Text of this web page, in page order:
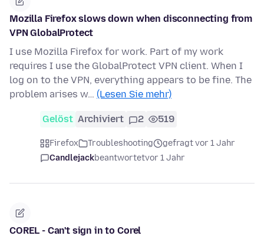
Mozilla Firefox slows down when disconnecting from
VPN GlobalProtect
I use Mozilla Firefox for work. Part of my work
requires I use the GlobalProtect VPN client. When I
log on to the VPN, everything appears to be fine. The
problem arises w… (Lesen Sie mehr)
Gelöst Archiviert 2 519
Firefox Troubleshooting
gefragt vor 1 Jahr
Candlejackbeantwortetvor 1 Jahr
COREL - Can't sign in to Corel